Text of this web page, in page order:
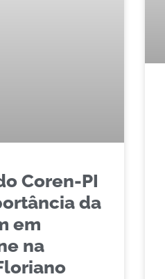
Coren-PI
da
em
na